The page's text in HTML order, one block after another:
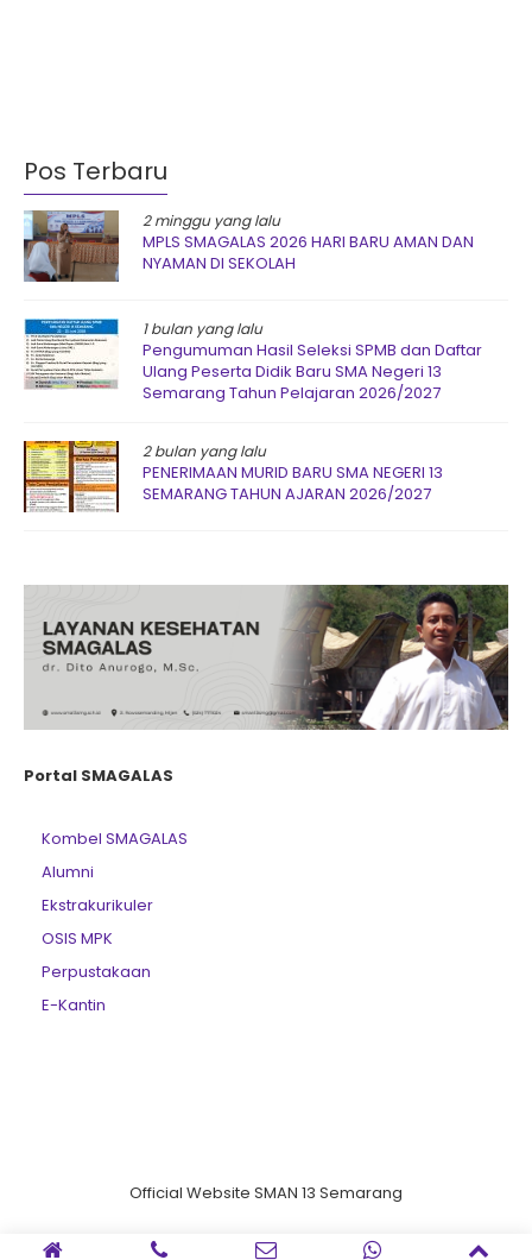
Pos Terbaru
2 minggu yang lalu
MPLS SMAGALAS 2026 HARI BARU AMAN DAN
NYAMAN DI SEKOLAH
1 bulan yang lalu
Pengumuman Hasil Seleksi SPMB dan Daftar
Ulang Peserta Didik Baru SMA Negeri 13
Semarang Tahun Pelajaran 2026/2027
2 bulan yang lalu
PENERIMAAN MURID BARU SMA NEGERI 13
SEMARANG TAHUN AJARAN 2026/2027
Portal SMAGALAS
Kombel SMAGALAS
Alumni
Ekstrakurikuler
OSIS MPK
Perpustakaan
E-Kantin
Official Website SMAN 13 Semarang